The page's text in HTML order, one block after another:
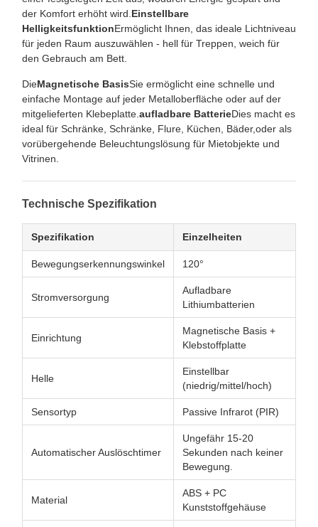
der Komfort erhöht wird. Einstellbare
HelligkeitsfunktionErmöglicht Ihnen, das ideale Lichtniveau
für jeden Raum auszuwählen - hell für Treppen, weich für
den Gebrauch am Bett.
DieMagnetische BasisSie ermöglicht eine schnelle und
einfache Montage auf jeder Metalloberfläche oder auf der
mitgelieferten Klebeplatte. aufladbare BatterieDies macht es
ideal für Schränke, Schränke, Flure, Küchen, Bäder,oder als
vorübergehende Beleuchtungslösung für Mietobjekte und
Vitrinen.
Technische Spezifikation
Spezifikation Einzelheiten
Bewegungserkennungswinkel 120°
Stromversorgung
Aufladbare
Lithiumbatterien
Einrichtung
Magnetische Basis +
Klebstoffplatte
Helle
Einstellbar
(niedrig/mittel/hoch)
Sensortyp Passive Infrarot (PIR)
Automatischer Auslöschtimer
Ungefähr 15-20
Sekunden nach keiner
Bewegung.
Material
ABS + PC
Kunststoffgehäuse